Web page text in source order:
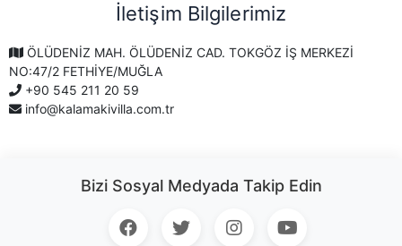
İletişim Bilgilerimiz
ÖLÜDENİZ MAH. ÖLÜDENİZ CAD. TOKGÖZ İŞ MERKEZİ
NO:47/2 FETHİYE/MUĞLA
+90 545 211 20 59
info@kalamakivilla.com.tr
Bizi Sosyal Medyada Takip Edin